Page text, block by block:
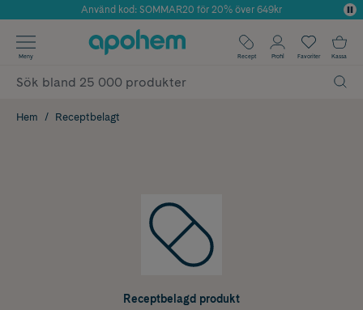
Använd kod: SOMMAR20 för 20% över 649kr
✓ Fri frakt
✓ Poäng på alla köp*
Meny Recept Profil Favoriter Kassa
Hem Receptbelagt
Receptbelagd produkt